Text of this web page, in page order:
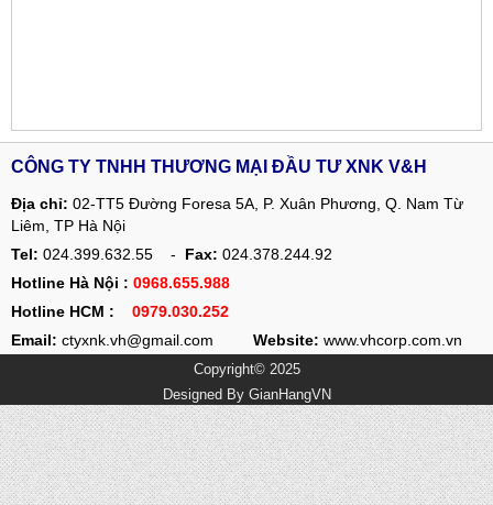
CÔNG TY TNHH THƯƠNG MẠI ĐẦU TƯ XNK V&H
Địa chỉ: 02-TT5 Đường Foresa 5A, P. Xuân Phương, Q. Nam Từ
Liêm, TP Hà Nội
Tel: 024.399.632.55 - Fax: 024.378.244.92
Hotline Hà Nội : 0968.655.988
Hotline HCM :
0979.030.252
Email: ctyxnk.vh@gmail.com Website: www.vhcorp.com.vn
Copyright© 2025
Designed By GianHangVN